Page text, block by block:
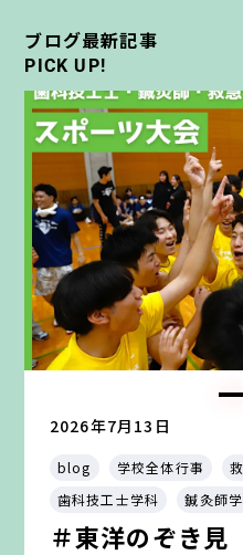
ブログ最新記事
PICK UP!
2026年7月13日
blog 学校全体行事
歯科技工士学科
鍼灸師
＃東洋のぞき見
ブログ最新記事
PICK UP!
ブログ最新記事
PICK UP!
ブログ最新記事
PICK UP!
ブログ最新記事
PICK UP!